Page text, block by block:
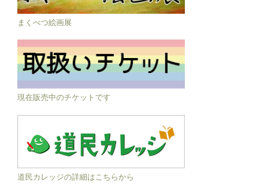
まくべつ絵画展
現在販売中のチケットです
道民カレッジの詳細はこちらから